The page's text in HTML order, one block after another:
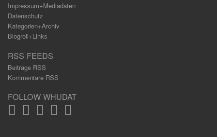
Impressum+Mediadaten
Datenschutz
Kategorien+Archiv
Blogroll+Links
RSS FEEDS
Beiträge RSS
Kommentare RSS
FOLLOW WHUDAT